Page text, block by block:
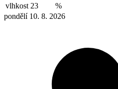
vlhkost 23
%
pondělí 10. 8. 2026